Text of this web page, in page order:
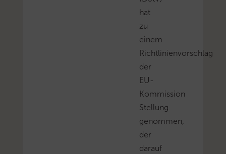
hat
zu
einem
Richtlinienvorschlag
der
EU-
Kommission
Stellung
genommen,
der
darauf